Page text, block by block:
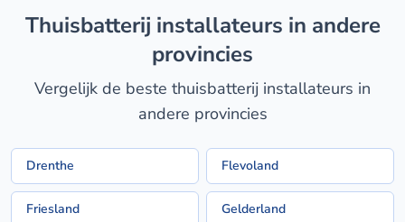
thuisbatterij installateurs in andere
provincies
Vergelijk de beste thuisbatterij installateurs in
andere provincies
Drenthe Flevoland
Friesland Gelderland